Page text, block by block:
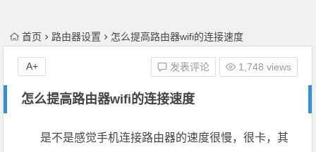
首页 路由器设置 怎么提高路由器wifi的连接速度
怎么提高路由器wifi的连接速度
发表评论 1,748 views
A+
是不是感觉手机连接路由器的速度很慢，很卡，其